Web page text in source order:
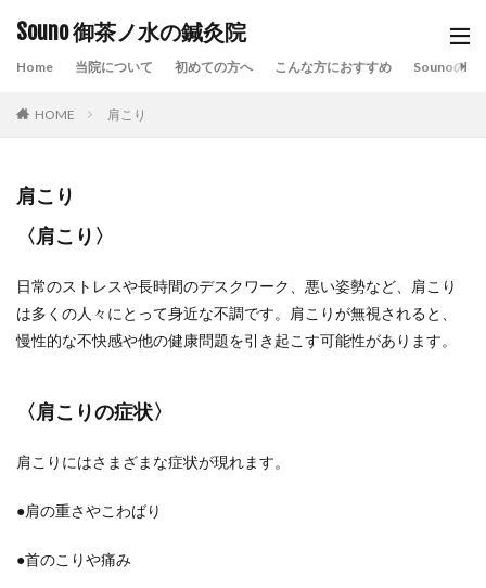
Souno 御茶ノ水の鍼灸院
Home 当院について 初めての方へ こんな方におすすめ Sounoの特
HOME 肩こり
肩こり
〈肩こり〉
日常のストレスや長時間のデスクワーク、悪い姿勢など、肩こり
は多くの人々にとって身近な不調です。肩こりが無視されると、
慢性的な不快感や他の健康問題を引き起こす可能性があります。
〈肩こりの症状〉
肩こりにはさまざまな症状が現れます。
●肩の重さやこわばり
●首のこりや痛み